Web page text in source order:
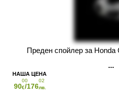
Преден спойлер за Honda
90
00
€/176
02
лв.